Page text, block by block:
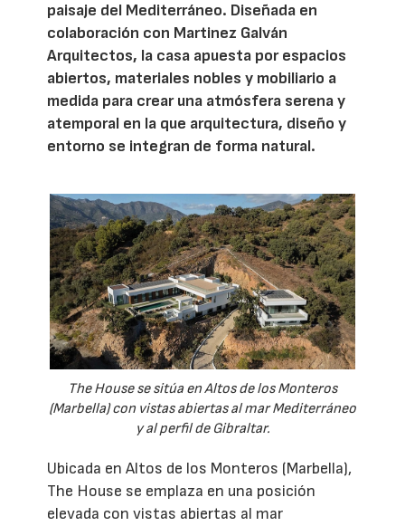
paisaje del Mediterráneo. Diseñada en
colaboración con Martinez Galván
Arquitectos, la casa apuesta por espacios
abiertos, materiales nobles y mobiliario a
medida para crear una atmósfera serena y
atemporal en la que arquitectura, diseño y
entorno se integran de forma natural.
The House se sitúa en Altos de los Monteros
(Marbella) con vistas abiertas al mar Mediterráneo
y al perfil de Gibraltar.
Ubicada en Altos de los Monteros (Marbella),
The House se emplaza en una posición
elevada con vistas abiertas al mar